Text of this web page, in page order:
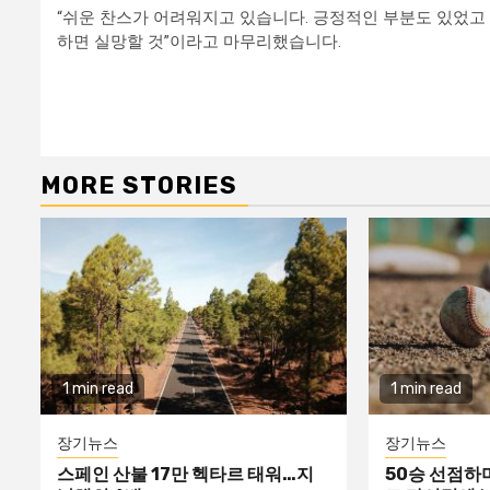
“쉬운 찬스가 어려워지고 있습니다. 긍정적인 부분도 있었
하면 실망할 것”이라고 마무리했습니다.
MORE STORIES
1 min read
장기뉴스
스페인 산불 17만 헥타르 태워…지
1 min read
장기뉴스
50승 선점하